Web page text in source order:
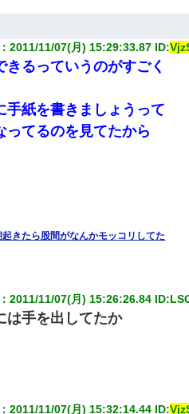
：2011/11/07(月) 15:29:33.87 ID:
るっていうのがすごく
手紙を書きましょうって
ってるのを見てたから
きたら股間がなんかモッコリしてた
：2011/11/07(月) 15:26:26.84 ID:
手を出してたか
：2011/11/07(月) 15:32:14.44 ID: